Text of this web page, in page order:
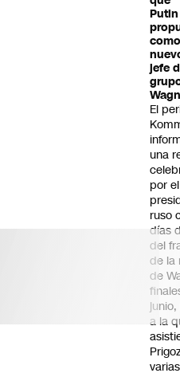
Putin
como
jefe
El
una
por el
ruso
días
del
de la
de
a la
varias